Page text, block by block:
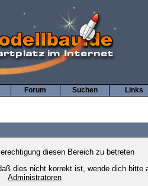
Links
Suchen
Forum
diesen Bereich zu betreten
dies nicht korrekt ist, wende dich bitte
Administratoren